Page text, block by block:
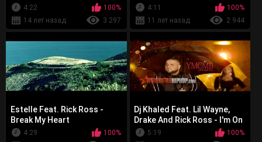
4:22
100%
14 лет назад
3 297
4:11
100%
11 лет назад
2 944
Estelle Feat. Rick Ross -
Break My Heart
4:29
100%
Dj Khaled Feat. Lil Wayne,
Drake And Rick Ross - I'm On
One5:19
100%